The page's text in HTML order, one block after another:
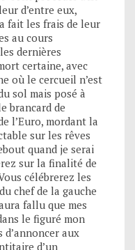
d’entre eux,
fait les frais de leur
au cours
dernières
certaine, avec
où le cercueil n’est
sol mais posé à
brancard de
l’Euro, mordant la
sur les rêves
quand je serai
sur la finalité de
célébrerez les
chef de la gauche
fallu que mes
le figuré mon
aux
d’un